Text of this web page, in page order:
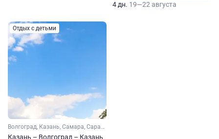
4 дн. 19—22 августа
Отдых с детьми
Волгоград, Казань, Самара, Саратов, Ульяновск, Тольятти
Казань – Волгоград – Казань